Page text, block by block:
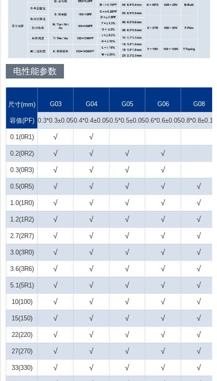
电性能参数
尺寸(mm)
容值(PF)
G03 G04 G05 G06 G08
0.3*0.3±0.050.4*0.4±0.050.5*0.5±0.050.6*0.6±0.050.8*0.8±0.15
0.1(0R1) √ √
0.2(0R2) √ √ √ √
0.3(0R3) √ √ √ √
0.5(0R5) √ √ √ √ √
1.0(1R0) √ √ √ √ √
1.2(1R2) √ √ √ √ √
2.7(2R7) √ √ √ √ √
3.0(3R0) √ √ √ √ √
3.6(3R6) √ √ √ √ √
5.1(5R1) √ √ √ √ √
10(100) √ √ √ √ √
15(150) √ √ √ √ √
22(220) √ √ √ √ √
27(270) √ √ √ √ √
33(330) √ √ √ √ √